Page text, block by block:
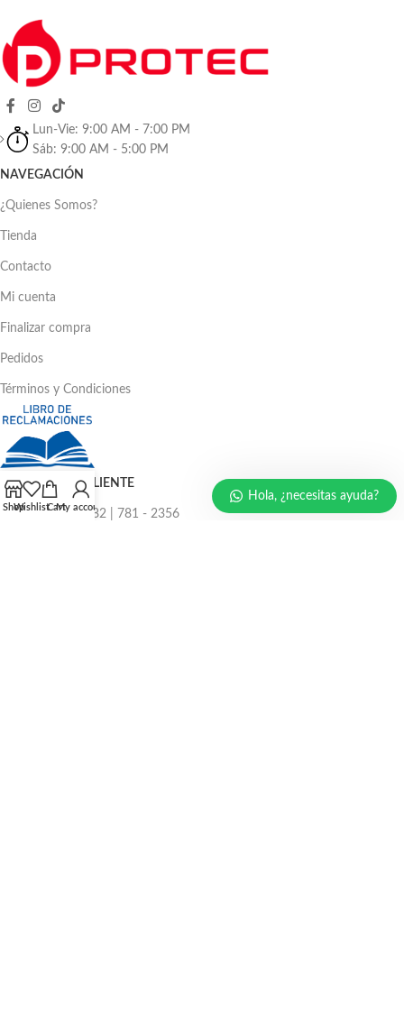
Lun-Vie: 9:00 AM - 7:00 PM
Sáb: 9:00 AM - 5:00 PM
NAVEGACIÓN
¿Quienes Somos?
Tienda
Contacto
Mi cuenta
Finalizar compra
Pedidos
Términos y Condiciones
ATENCIÓN AL CLIENTE
Ventas: 386 - 4582 | 781 - 2356
ShopWishlistCartMy account
Hola, ¿necesitas ayuda?